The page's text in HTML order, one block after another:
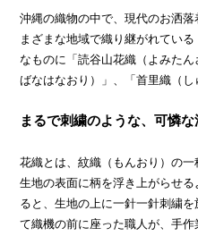
沖縄の織物の中で、現代のお洒
まざまな地域で織り継がれてい
なものに「読谷山花織（よみた
ばなはなおり）」、「首里織（し
まるで刺繍のような、可憐
花織とは、紋織（もんおり）の一
生地の表面に柄を浮き上がらせ
ると、生地の上に一針一針刺繍
て織機の前に座った職人が、手